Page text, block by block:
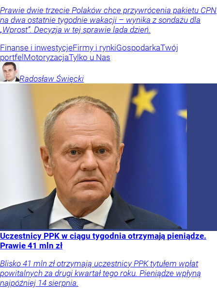
Prawie dwie trzecie Polaków chce przywrócenia pakietu CPN
na dwa ostatnie tygodnie wakacji – wynika z sondażu dla
„Wprost”. Decyzja w tej sprawie lada dzień.
Finanse i inwestycjeFirmy i rynkiGospodarkaTwój
portfel MotoryzacjaTylko u Nas
Radosław Święcki
Uczestnicy PPK w ciągu tygodnia otrzymają pieniądze.
Prawie 41 mln zł
Blisko 41 mln zł otrzymają uczestnicy PPK tytułem wpłat
powitalnych za drugi kwartał tego roku. Pieniądze wpłyną
najpóźniej 14 sierpnia.